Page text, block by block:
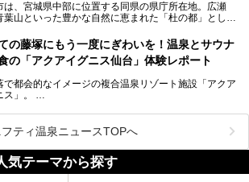
：サッポロビール【PR】
・ホテルも立ち寄り入浴に門戸を開いてくれていま
そんな旅館の中から、おすすめしたい5ヶ所の温泉を
トしてみました。うち3ヶ所はサウナも楽しめます。
は、宮城県中部に位置する同県の県庁所在地。広瀬
葉山といった豊かな自然に恵まれた「杜の都」として
す。新幹線を使えば都心から1時間30分とアクセスも
気軽に訪れやすい地方都市の1つです。
タンなどを堪能するグルメ旅や、スポーツ観戦の遠征
に利用しやすい温浴施設がたくさんありますよ。
の藤塚にもう一度にぎわいを！温泉とサウナ
の「アクアイグニス仙台」体験レポート
で都会的なイメージの複合温泉リゾート施設「アクア
ス」。
港や吉川美南（埼玉県）に続いて仙台市若林区に202
にオープンした「アクアイグニス仙台」は、日帰り
「藤塚の湯」、マルシェ リアン、和食「笠庵」、イ
ン「グリーチネ」、ベーカリー「マリアージュ ドゥ
ーヌ」、スイーツの「コンフィチュール アッシュ」
ショコラ ドゥ アッシュ」、そしてカフェ「猿田彦珈
フティ温泉ニュースTOPへ
気テーマから探す